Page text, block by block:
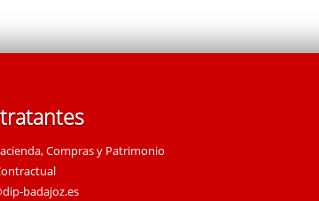
Compras y Patrimonio
badajoz.es